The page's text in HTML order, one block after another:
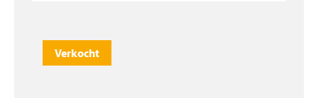
Verkocht